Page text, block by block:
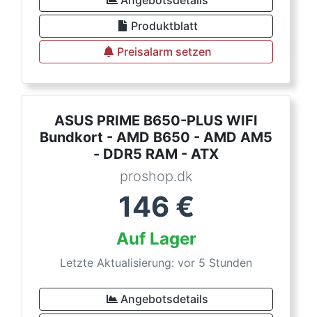
Produktblatt
Preisalarm setzen
ASUS PRIME B650-PLUS WIFI
Bundkort - AMD B650 - AMD AM5
- DDR5 RAM - ATX
proshop.dk
146 €
Auf Lager
Letzte Aktualisierung: vor 5 Stunden
Angebotsdetails